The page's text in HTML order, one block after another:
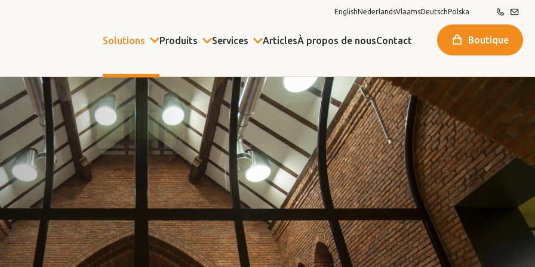
EnglishNederlandsVlaamsDeutschPolska
Solutions Produits Services ArticlesÀ propos de nousContact Boutique